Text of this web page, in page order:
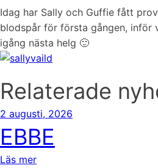
Idag har Sally och Guffie fått
blodspår för första gången, inför
igång nästa helg 🙂
Relaterade
2 augusti, 2026
EBBE
Läs mer